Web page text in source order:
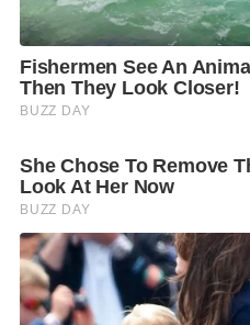
สถานที่ ถนนพหลโยธิน 19-
พหลโยธิน 19 (ตรงกันข้ามแ
เมตร จะพบร้านเซเว่น เลี้ย
เมตร จะพบร้านอยู่ซ้ายมือ เ
F
a
L
i
T
w
C
o